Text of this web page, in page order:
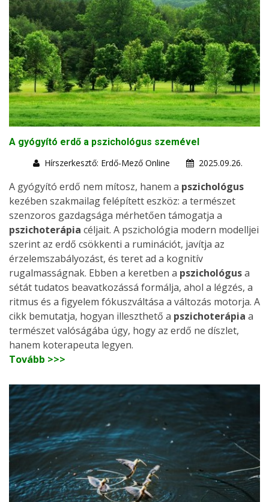
A gyógyító erdő a pszichológus szemével
Hírszerkesztő: Erdő-Mező Online
2025.09.26.
A gyógyító erdő nem mítosz, hanem a pszichológus
kezében szakmailag felépített eszköz: a természet
szenzoros gazdagsága mérhetően támogatja a
pszichoterápia céljait. A pszichológia modern modelljei
szerint az erdő csökkenti a ruminációt, javítja az
érzelemszabályozást, és teret ad a kognitív
rugalmasságnak. Ebben a keretben a pszichológusa
sétát tudatos beavatkozássá formálja, ahol a légzés, a
ritmus és a figyelem fókuszváltása a változás motorja. A
cikk bemutatja, hogyan illeszthető a pszichoterápia a
természet valóságába úgy, hogy az erdő ne díszlet,
hanem koterapeuta legyen.
Tovább >>>